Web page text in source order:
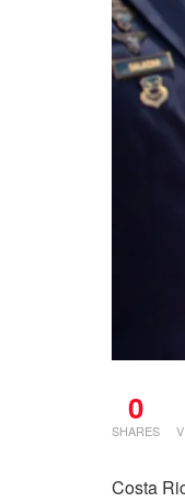
0
SHARES
Costa